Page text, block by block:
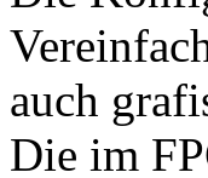
auch
Die im